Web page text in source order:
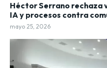
Héctor Serrano rechaza
IA y procesos contra
mayo 25, 2026